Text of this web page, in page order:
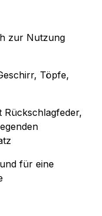
zur Nutzung
Töpfe,
Rückschlagfeder,
für eine